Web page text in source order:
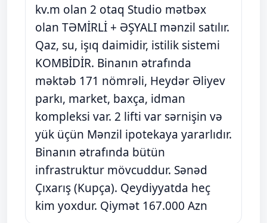
kv.m olan 2 otaq Studio mətbəx
olan TƏMİRLİ + ƏŞYALI mənzil satılır.
Qaz, su, işıq daimidir, istilik sistemi
KOMBİDİR. Binanın ətrafında
məktəb 171 nömrəli, Heydər Əliyev
parkı, market, baxça, idman
kompleksi var. 2 lifti var sərnişin və
yük üçün Mənzil ipotekaya yararlıdır.
Binanın ətrafında bütün
infrastruktur mövcuddur. Sənəd
Çıxarış (Kupça). Qeydiyyatda heç
kim yoxdur. Qiymət 167.000 Azn